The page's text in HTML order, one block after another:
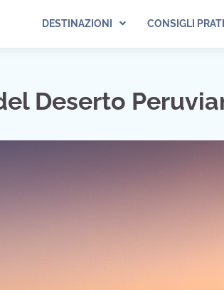
DESTINAZIONI CONSIGLI
Deserto